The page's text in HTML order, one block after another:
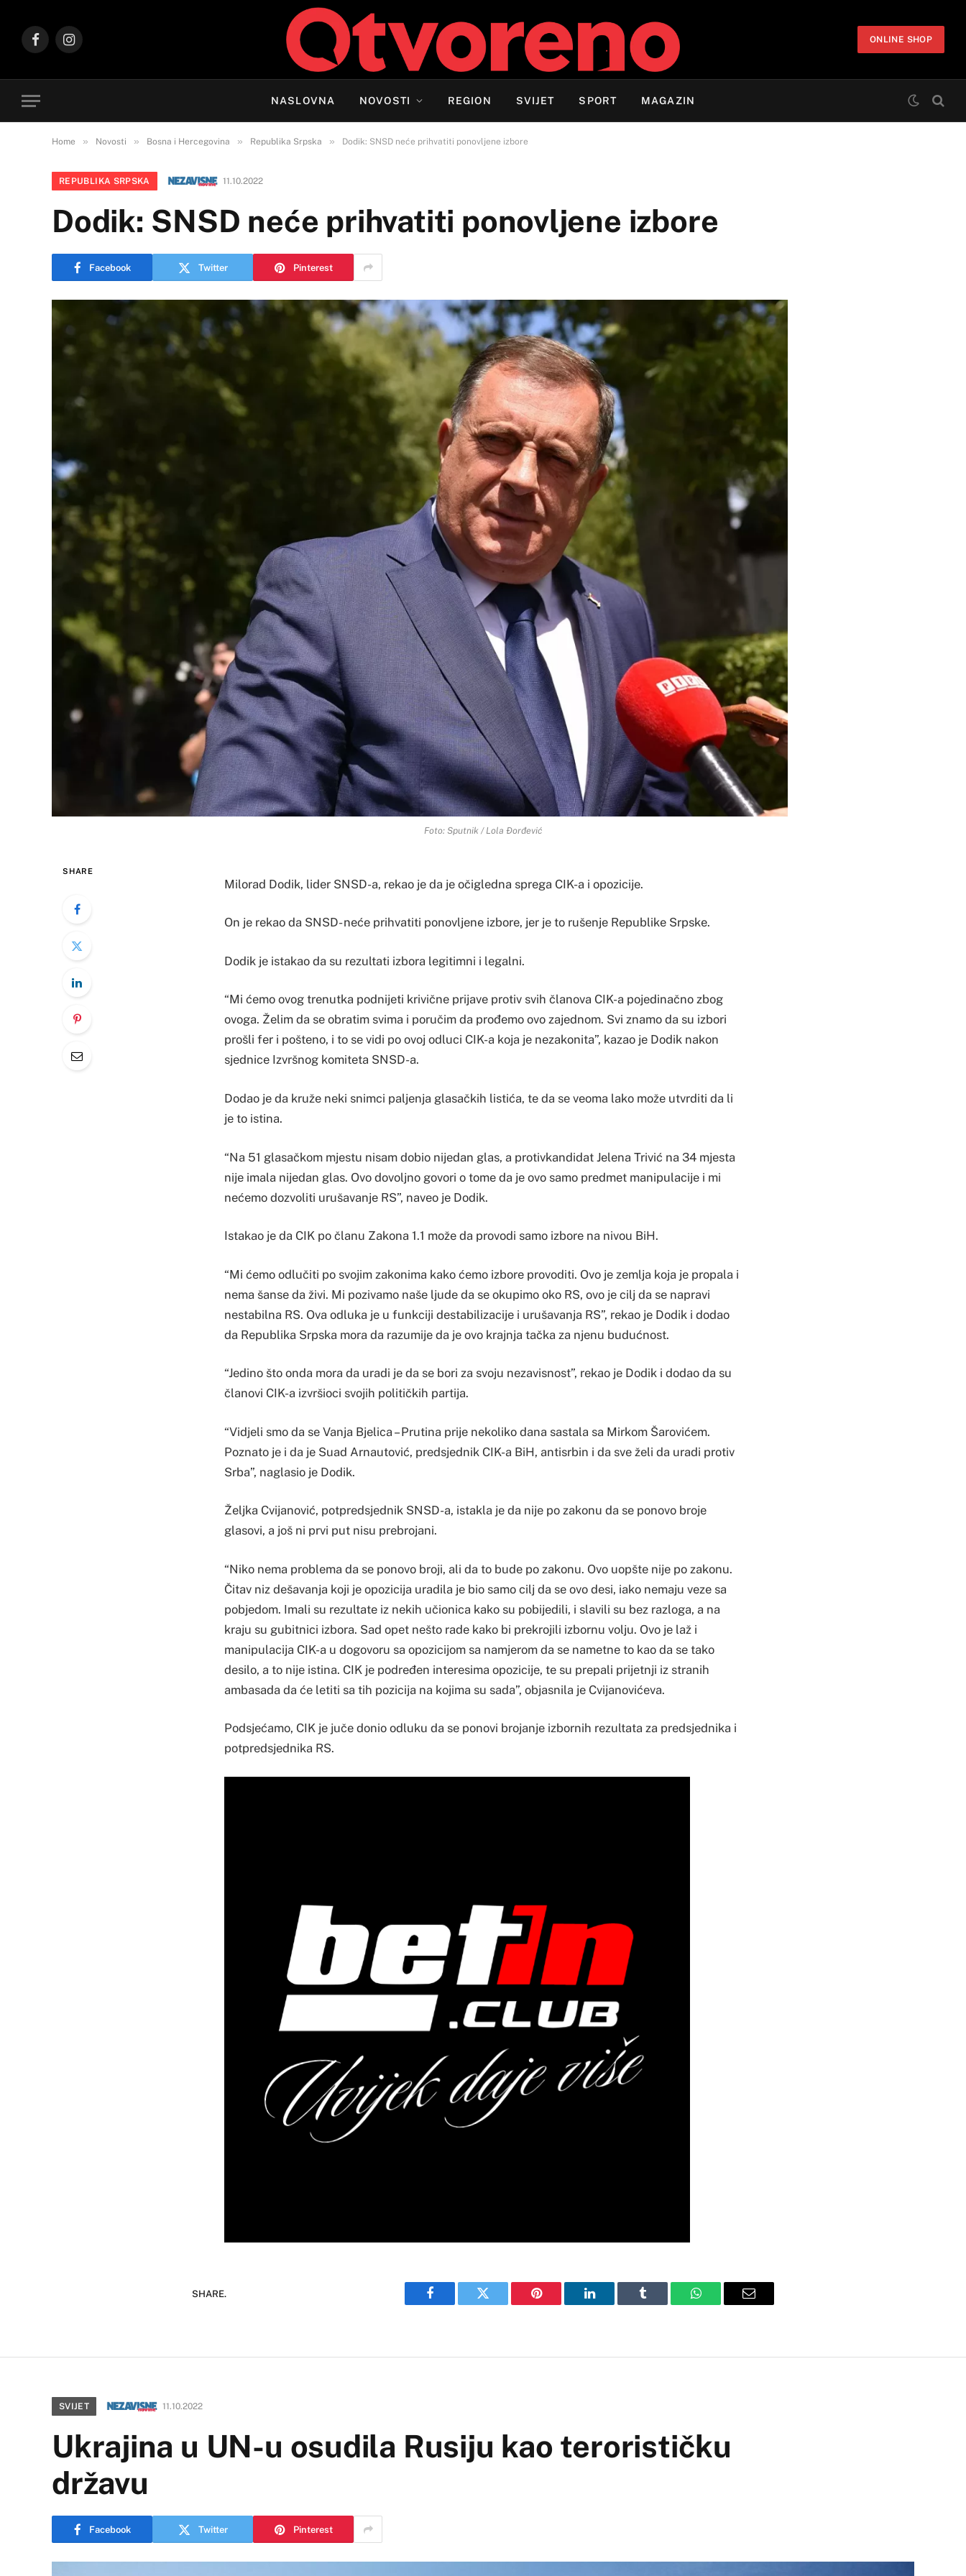
FacebookInstagram
ONLINE SHOP
NASLOVNA NOVOSTI REGION SVIJET SPORT MAGAZIN
Home » Novosti » Bosna i Hercegovina » Republika Srpska » Dodik: SNSD neće prihvatiti ponovljene izbore
REPUBLIKA SRPSKA 11.10.2022
Dodik: SNSD neće prihvatiti ponovljene izbore
Facebook Twitter Pinterest
Foto: Sputnik / Lola Đorđević
SHARE
Milorad Dodik, lider SNSD-a, rekao je da je očigledna sprega CIK-a i opozicije.
On je rekao da SNSD- neće prihvatiti ponovljene izbore, jer je to rušenje Republike Srpske.
Dodik je istakao da su rezultati izbora legitimni i legalni.
“Mi ćemo ovog trenutka podnijeti krivične prijave protiv svih članova CIK-a pojedinačno zbog
ovoga. Želim da se obratim svima i poručim da prođemo ovo zajednom. Svi znamo da su izbori
prošli fer i pošteno, i to se vidi po ovoj odluci CIK-a koja je nezakonita”, kazao je Dodik nakon
sjednice Izvršnog komiteta SNSD-a.
Dodao je da kruže neki snimci paljenja glasačkih listića, te da se veoma lako može utvrditi da li
je to istina.
“Na 51 glasačkom mjestu nisam dobio nijedan glas, a protivkandidat Jelena Trivić na 34 mjesta
nije imala nijedan glas. Ovo dovoljno govori o tome da je ovo samo predmet manipulacije i mi
nećemo dozvoliti urušavanje RS”, naveo je Dodik.
Istakao je da CIK po članu Zakona 1.1 može da provodi samo izbore na nivou BiH.
“Mi ćemo odlučiti po svojim zakonima kako ćemo izbore provoditi. Ovo je zemlja koja je propala i
nema šanse da živi. Mi pozivamo naše ljude da se okupimo oko RS, ovo je cilj da se napravi
nestabilna RS. Ova odluka je u funkciji destabilizacije i urušavanja RS”, rekao je Dodik i dodao
da Republika Srpska mora da razumije da je ovo krajnja tačka za njenu budućnost.
“Jedino što onda mora da uradi je da se bori za svoju nezavisnost”, rekao je Dodik i dodao da su
članovi CIK-a izvršioci svojih političkih partija.
“Vidjeli smo da se Vanja Bjelica – Prutina prije nekoliko dana sastala sa Mirkom Šarovićem.
Poznato je i da je Suad Arnautović, predsjednik CIK-a BiH, antisrbin i da sve želi da uradi protiv
Srba”, naglasio je Dodik.
Željka Cvijanović, potpredsjednik SNSD-a, istakla je da nije po zakonu da se ponovo broje
glasovi, a još ni prvi put nisu prebrojani.
“Niko nema problema da se ponovo broji, ali da to bude po zakonu. Ovo uopšte nije po zakonu.
Čitav niz dešavanja koji je opozicija uradila je bio samo cilj da se ovo desi, iako nemaju veze sa
pobjedom. Imali su rezultate iz nekih učionica kako su pobijedili, i slavili su bez razloga, a na
kraju su gubitnici izbora. Sad opet nešto rade kako bi prekrojili izbornu volju. Ovo je laž i
manipulacija CIK-a u dogovoru sa opozicijom sa namjerom da se nametne to kao da se tako
desilo, a to nije istina. CIK je podređen interesima opozicije, te su prepali prijetnji iz stranih
ambasada da će letiti sa tih pozicija na kojima su sada”, objasnila je Cvijanovićeva.
Podsjećamo, CIK je juče donio odluku da se ponovi brojanje izbornih rezultata za predsjednika i
potpredsjednika RS.
SHARE.
Facebook Twitter Pinterest LinkedIn Tumblr WhatsAppEmail
SVIJET 11.10.2022
Ukrajina u UN-u osudila Rusiju kao terorističku
državu
Facebook Twitter Pinterest